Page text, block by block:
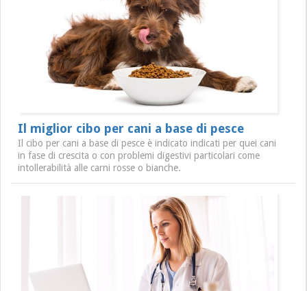
Il miglior cibo per cani a base di pesce
Il cibo per cani a base di pesce è indicato indicati per quei cani
in fase di crescita o con problemi digestivi particolari come
intollerabilità alle carni rosse o bianche.